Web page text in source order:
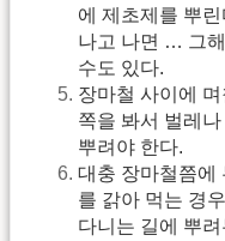
에 제초제를 뿌
나고 나면 … 그
수도 있다.
장마철 사이에
쪽을 봐서 벌레
뿌려야 한다.
대충 장마철쯤에
를 갉아 먹는 경
다니는 길에 뿌